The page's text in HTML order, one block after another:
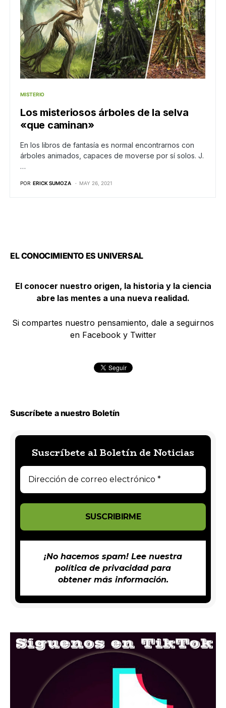
MISTERIO
Los misteriosos árboles de la selva
«que caminan»
En los libros de fantasía es normal encontrarnos con
árboles animados, capaces de moverse por sí solos. J.
…
POR ERICK SUMOZA MAY 26, 2021
EL CONOCIMIENTO ES UNIVERSAL
El conocer nuestro origen, la historia y la ciencia
abre las mentes a una nueva realidad.
Si compartes nuestro pensamiento, dale a seguirnos
en Facebook y Twitter
Suscríbete a nuestro Boletín
Suscríbete al Boletín de Noticias
¡No hacemos spam! Lee nuestra
política de privacidadpara
obtener más información.